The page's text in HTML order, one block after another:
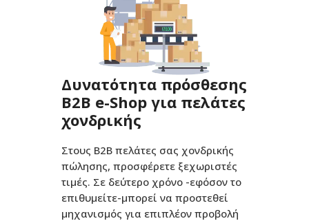
Δυνατότητα πρόσθεσης
B2B e-Shop για πελάτες
χονδρικής
Στους Β2Β πελάτες σας χονδρικής
πώλησης, προσφέρετε ξεχωριστές
τιμές. Σε δεύτερο χρόνο -εφόσον το
επιθυμείτε-μπορεί να προστεθεί
μηχανισμός για επιπλέον προβολή